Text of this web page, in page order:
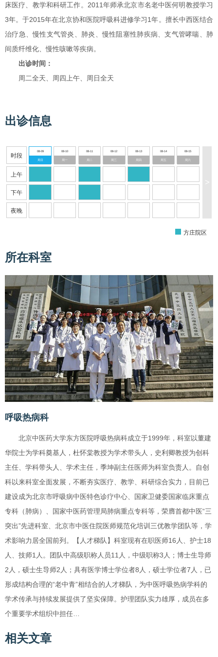
床医疗、教学和科研工作。2011年师承北京市名老中医何明教授学习
3年。于2015年在北京协和医院呼吸科进修学习1年。擅长中西医结合
治疗急、慢性支气管炎、肺炎、慢性阻塞性肺疾病、支气管哮喘、肺
间质纤维化、慢性咳嗽等疾病。
出诊时间 ：
周二全天、周四上午、周日全天
出诊信息
时段
上午
下午
夜晚
08-09
周日
08-10
周一
08-11 08-12
周三
08-13
周四
08-14
周五
08-15
周六
>
方庄院区
所在科室
呼吸热病科
北京中医药大学东方医院呼吸热病科成立于1999年，科室以董建
华院士为学科奠基人，杜怀棠教授为学术带头人，史利卿教授为创科
主任、学科带头人、学术主任，季坤副主任医师为科室负责人。自创
科以来科室全面发展，不断夯实医疗、教学、科研综合实力，目前已
建设成为北京市呼吸病中医特色诊疗中心、国家卫健委国家临床重点
专科（肺病）、国家中医药管理局肺病重点专科等，荣膺首都中医“三
突出”先进科室、北京市中医住院医师规范化培训三优教学团队等，学
术影响力居全国前列。【人才梯队】科室现有在职医师16人、护士18
人、技师1人。团队中高级职称人员11人，中级职称3人；博士生导师
2人，硕士生导师2人；具有医学博士学位者8人，硕士学位者7人，已
形成结构合理的“老中青”相结合的人才梯队，为中医呼吸热病学科的
学术传承与持续发展提供了坚实保障。护理团队实力雄厚，成员在多
个重要学术组织中担任…
相关文章